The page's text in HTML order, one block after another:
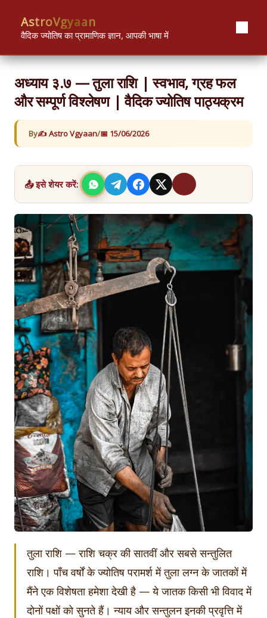
content
AstroVgyaan
वैदिक ज्योतिष का प्रामाणिक ज्ञान, आपकी भाषा में
अध्याय ३.७ — तुला राशि | स्वभाव, ग्रह फल
और सम्पूर्ण विश्लेषण | वैदिक ज्योतिष पाठ्यक्रम
By Astro Vgyaan/ 15/06/2026
📤 इसे शेयर करें:
तुला राशि — राशि चक्र की सातवीं और सबसे सन्तुलित
राशि। पाँच वर्षों के ज्योतिष परामर्श में तुला लग्न के जातकों में
मैंने एक विशेषता हमेशा देखी है — ये जातक किसी भी विवाद में
दोनों पक्षों को सुनते हैं। न्याय और सन्तुलन इनकी प्रवृत्ति में